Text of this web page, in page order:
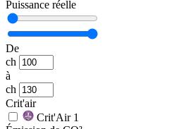
Puissance réelle
De
ch
à
ch
Crit'air
Crit'Air 1